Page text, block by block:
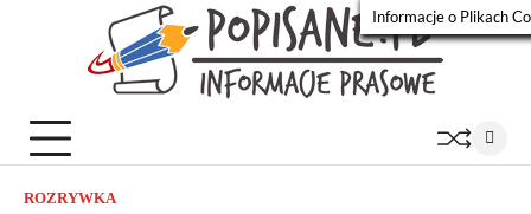
ROZRYWKA
Informacje o Plikach